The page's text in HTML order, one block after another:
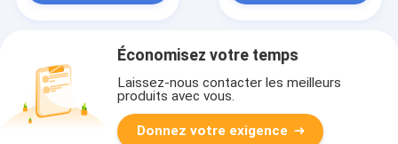
Économisez votre temps
Laissez-nous contacter les meilleurs
produits avec vous.
Donnez votre exigence